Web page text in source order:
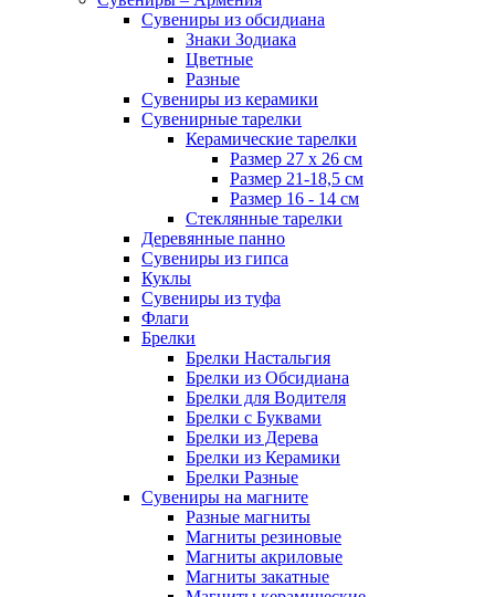
Сувениры из обсидиана
Знаки Зодиака
Цветные
Разные
Сувениры из керамики
Сувенирные тарелки
Керамические тарелки
Размер 27 х 26 см
Размер 21-18,5 см
Размер 16 - 14 см
Стеклянные тарелки
Деревянные панно
Сувениры из гипса
Куклы
Сувениры из туфа
Флаги
Брелки
Брелки Настальгия
Брелки из Обсидиана
Брелки для Водителя
Брелки с Буквами
Брелки из Дерева
Брелки из Керамики
Брелки Разные
Сувениры на магните
Разные магниты
Магниты резиновые
Магниты акриловые
Магниты закатные